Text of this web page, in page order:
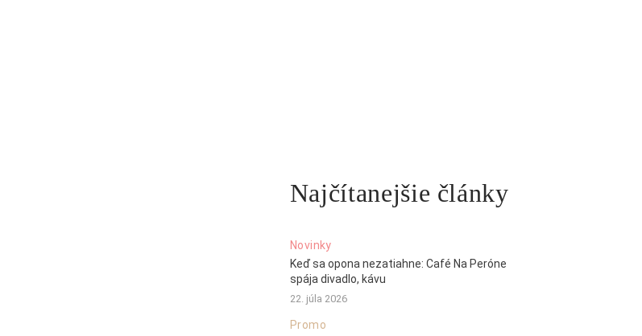
Najčítanejšie články
Novinky
Keď sa opona nezatiahne: Café Na Peróne
spája divadlo, kávu
22. júla 2026
Promo